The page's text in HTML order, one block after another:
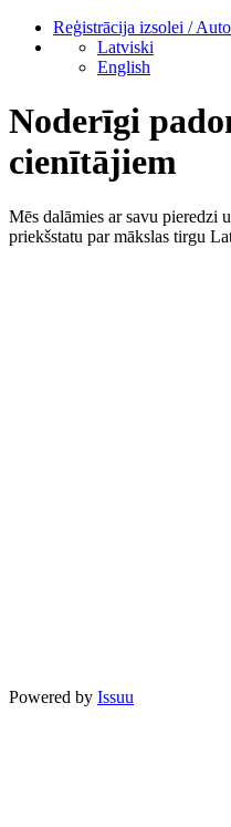
Reģistrācija izsolei /
Latviski
English
Noderīgi
cienītājiem
Mēs dalāmies ar savu pieredzi
priekšstatu par mākslas tirgu
Powered by Issuu